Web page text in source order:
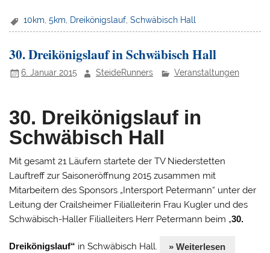
10km,5km, Dreikönigslauf,Schwäbisch Hall
30. Dreikönigslauf in Schwäbisch Hall
6. Januar 2015 SteideRunners Veranstaltungen
30. Dreikönigslauf in
Schwäbisch Hall
Mit gesamt 21 Läufern startete der TV Niederstetten
Lauftreff zur Saisoneröffnung 2015 zusammen mit
Mitarbeitern des Sponsors „Intersport Petermann“ unter der
Leitung der Crailsheimer Filialleiterin Frau Kugler und des
Schwäbisch-Haller Filialleiters Herr Petermann beim „30.
Dreikönigslauf“ in Schwäbisch Hall. » Weiterlesen